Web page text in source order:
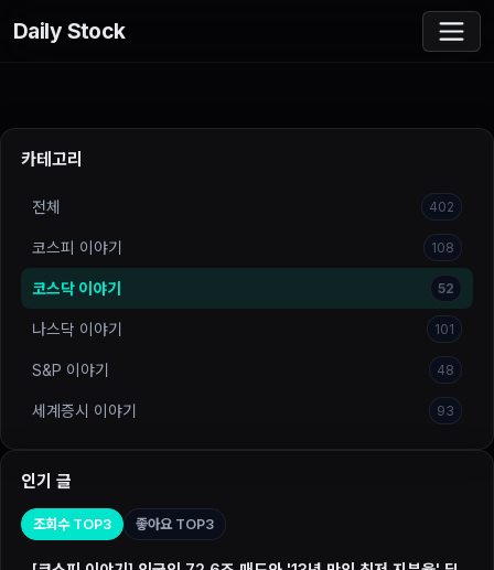
Daily Stock
카테고리
전체 402
코스피 이야기 108
코스닥 이야기 52
나스닥 이야기 101
S&P 이야기 48
세계증시 이야기 93
인기 글
조회수 TOP3 좋아요 TOP3